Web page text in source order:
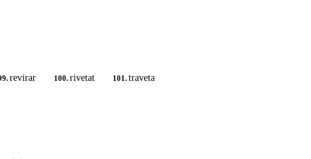
revirar 100.rivetat 101.traveta